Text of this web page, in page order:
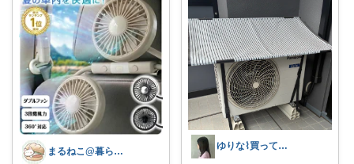
まるねこ@暮らしと子育て🐈️🌸 ゆりな⌇買ってよかったもの🌿